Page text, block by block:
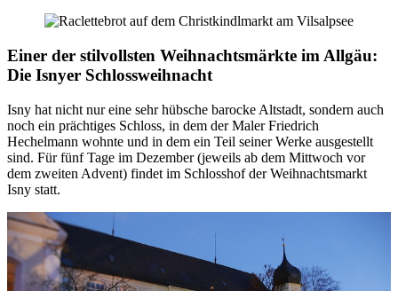
Einer der stilvollsten Weihnachtsmärkte im Allgäu:
Die Isnyer Schlossweihnacht
Isny hat nicht nur eine sehr hübsche barocke Altstadt, sondern auch
noch ein prächtiges Schloss, in dem der Maler Friedrich
Hechelmann wohnte und in dem ein Teil seiner Werke ausgestellt
sind. Für fünf Tage im Dezember (jeweils ab dem Mittwoch vor
dem zweiten Advent) findet im Schlosshof der Weihnachtsmarkt
Isny statt.